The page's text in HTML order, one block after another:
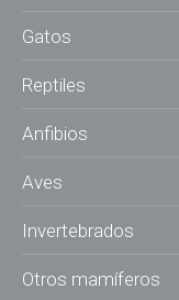
Gatos
Reptiles
Anfibios
Aves
Invertebrados
Otros mamíferos